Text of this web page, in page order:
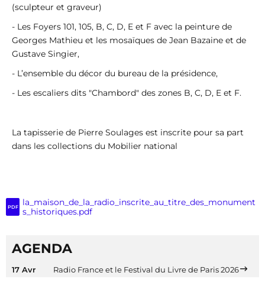
(sculpteur et graveur)
- Les Foyers 101, 105, B, C, D, E et F avec la peinture de
Georges Mathieu et les mosaïques de Jean Bazaine et de
Gustave Singier,
- L’ensemble du décor du bureau de la présidence,
- Les escaliers dits "Chambord" des zones B, C, D, E et F.
La tapisserie de Pierre Soulages est inscrite pour sa part
dans les collections du Mobilier national
PDF
la_maison_de_la_radio_inscrite_au_titre_des_monument
s_historiques.pdf
AGENDA
17 Avr Radio France et le Festival du Livre de Paris 2026